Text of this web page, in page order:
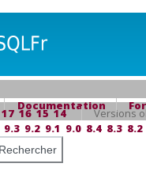
Documentation
17 16 15 14
Versions
9.3 9.2 9.1 9.0 8.4 8.3 8.2